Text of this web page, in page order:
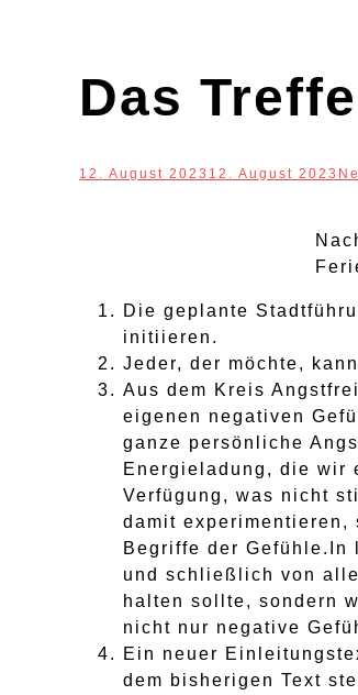
Das
12. August 2023 12. August 2023
Die geplante
initiieren.
Jeder, der möchte,
Aus dem Kreis
eigenen negativen
ganze persönliche
Energieladung, die wir
Verfügung, was nicht
damit experimentieren,
Begriffe der Gefühle.In
und schließlich von
halten sollte, sondern
nicht nur negative
Ein neuer
dem bisherigen Text